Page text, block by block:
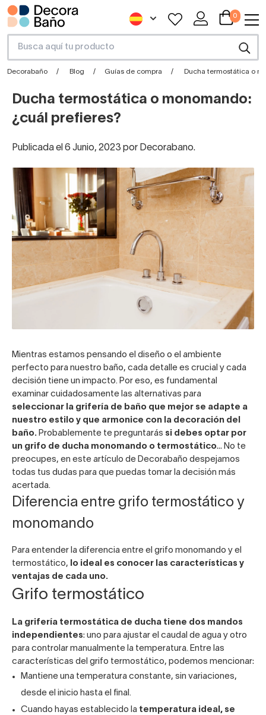
0
Decorabaño Blog Guías de compra Ducha termostática o
Ducha termostática o monomando:
¿cuál prefieres?
Publicada el 6 Junio, 2023 por Decorabano.
Mientras estamos pensando el diseño o el ambiente
perfecto para nuestro baño, cada detalle es crucial y cada
decisión tiene un impacto. Por eso, es fundamental
examinar cuidadosamente las alternativas para
seleccionar la grifería de baño que mejor se adapte a
nuestro estilo y que armonice con la decoración del
baño. Probablemente te preguntarás si debes optar por
un grifo de ducha monomando o termostático… No te
preocupes, en este artículo de Decorabaño despejamos
todas tus dudas para que puedas tomar la decisión más
acertada.
Diferencia entre grifo termostático y
monomando
Para entender la diferencia entre el grifo monomando y el
termostático, lo ideal es conocer las características y
ventajas de cada uno.
Grifo termostático
La grifería termostática de ducha tiene dos mandos
independientes: uno para ajustar el caudal de agua y otro
para controlar manualmente la temperatura. Entre las
características del grifo termostático, podemos mencionar:
Mantiene una temperatura constante, sin variaciones,
desde el inicio hasta el final.
Cuando hayas establecido la temperatura ideal, se